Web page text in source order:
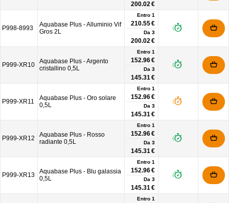
200.02 €
P998-8993
Aquabase Plus - Alluminio Vif
Gros 2L
Entro 1
210.55 €
Da 3
200.02 €
P999-XR10
Aquabase Plus - Argento
cristallino 0,5L
Entro 1
152.96 €
Da 3
145.31 €
P999-XR11
Aquabase Plus - Oro solare
0,5L
Entro 1
152.96 €
Da 3
145.31 €
P999-XR12
Aquabase Plus - Rosso
radiante 0,5L
Entro 1
152.96 €
Da 3
145.31 €
P999-XR13
Aquabase Plus - Blu galassia
0,5L
Entro 1
152.96 €
Da 3
145.31 €
Entro 1